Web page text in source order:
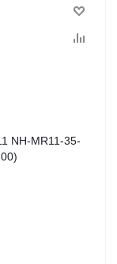
NH-MR11-35-